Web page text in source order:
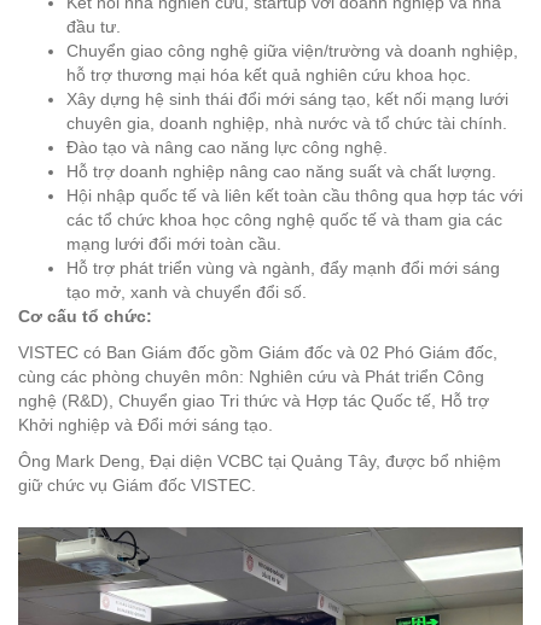
đầu tư.
Chuyển giao công nghệ giữa viện/trường và doanh nghiệp,
hỗ trợ thương mại hóa kết quả nghiên cứu khoa học.
Xây dựng hệ sinh thái đổi mới sáng tạo, kết nối mạng lưới
chuyên gia, doanh nghiệp, nhà nước và tổ chức tài chính.
Đào tạo và nâng cao năng lực công nghệ.
Hỗ trợ doanh nghiệp nâng cao năng suất và chất lượng.
Hội nhập quốc tế và liên kết toàn cầu thông qua hợp tác với
các tổ chức khoa học công nghệ quốc tế và tham gia các
mạng lưới đổi mới toàn cầu.
Hỗ trợ phát triển vùng và ngành, đẩy mạnh đổi mới sáng
tạo mở, xanh và chuyển đổi số.
Cơ cấu tổ chức:
VISTEC có Ban Giám đốc gồm Giám đốc và 02 Phó Giám đốc,
cùng các phòng chuyên môn: Nghiên cứu và Phát triển Công
nghệ (R&D), Chuyển giao Tri thức và Hợp tác Quốc tế, Hỗ trợ
Khởi nghiệp và Đổi mới sáng tạo.
Ông Mark Deng, Đại diện VCBC tại Quảng Tây, được bổ nhiệm
giữ chức vụ Giám đốc VISTEC.